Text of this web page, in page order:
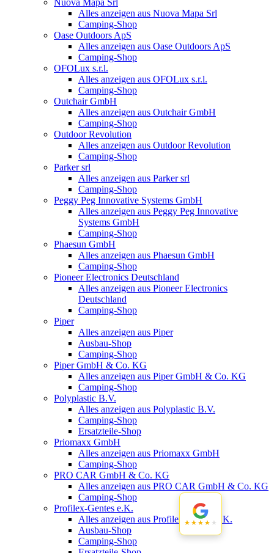
Nuova Mapa Srl
Alles anzeigen aus Nuova Mapa Srl
Camping-Shop
Oase Outdoors ApS
Alles anzeigen aus Oase Outdoors ApS
Camping-Shop
OFOLux s.r.l.
Alles anzeigen aus OFOLux s.r.l.
Camping-Shop
Outchair GmbH
Alles anzeigen aus Outchair GmbH
Camping-Shop
Outdoor Revolution
Alles anzeigen aus Outdoor Revolution
Camping-Shop
Parker srl
Alles anzeigen aus Parker srl
Camping-Shop
Peggy Peg Innovative Systems GmbH
Alles anzeigen aus Peggy Peg Innovative
Systems GmbH
Camping-Shop
Phaesun GmbH
Alles anzeigen aus Phaesun GmbH
Camping-Shop
Pioneer Electronics Deutschland
Alles anzeigen aus Pioneer Electronics
Deutschland
Camping-Shop
Piper
Alles anzeigen aus Piper
Ausbau-Shop
Camping-Shop
Piper GmbH & Co. KG
Alles anzeigen aus Piper GmbH & Co. KG
Camping-Shop
Polyplastic B.V.
Alles anzeigen aus Polyplastic B.V.
Camping-Shop
Ersatzteile-Shop
Priomaxx GmbH
Alles anzeigen aus Priomaxx GmbH
Camping-Shop
PRO CAR GmbH & Co. KG
Alles anzeigen aus PRO CAR GmbH & Co. KG
Camping-Shop
Profilex-Gentes e.K.
Alles anzeigen aus Profilex-Gentes e.K.
Ausbau-Shop
Camping-Shop
★★★★★
★★★★★